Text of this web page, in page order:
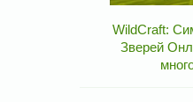
WildCraft:
Зверей